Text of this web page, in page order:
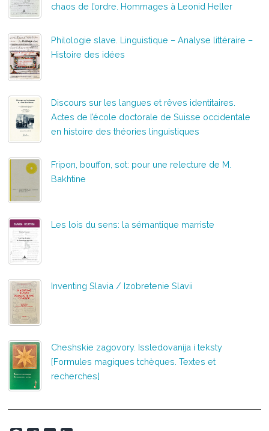
chaos de l’ordre. Hommages à Leonid Heller
Philologie slave. Linguistique – Analyse littéraire –
Histoire des idées
Discours sur les langues et rêves identitaires.
Actes de l’école doctorale de Suisse occidentale
en histoire des théories linguistiques
Fripon, bouffon, sot: pour une relecture de M.
Bakhtine
Les lois du sens: la sémantique marriste
Inventing Slavia / Izobretenie Slavii
Cheshskie zagovory. Issledovanija i teksty
[Formules magiques tchèques. Textes et
recherches]